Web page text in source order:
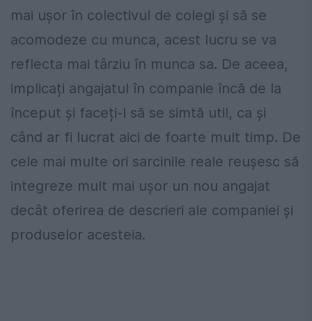
mai ușor în colectivul de colegi și să se
acomodeze cu munca, acest lucru se va
reflecta mai târziu în munca sa. De aceea,
implicați angajatul în companie încă de la
început și faceți-l să se simtă util, ca și
când ar fi lucrat aici de foarte mult timp. De
cele mai multe ori sarcinile reale reușesc să
integreze mult mai ușor un nou angajat
decât oferirea de descrieri ale companiei și
produselor acesteia.